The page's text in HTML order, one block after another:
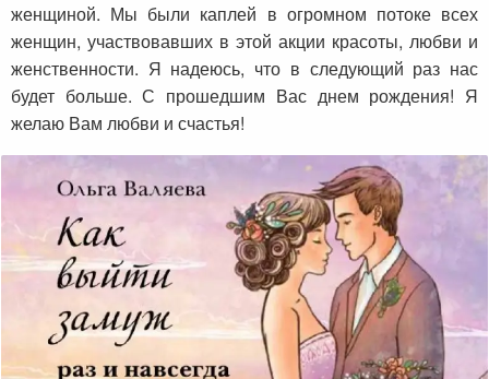
женщиной. Мы были каплей в огромном потоке всех
женщин, участвовавших в этой акции красоты, любви и
женственности. Я надеюсь, что в следующий раз нас
будет больше. С прошедшим Вас днем рождения! Я
желаю Вам любви и счастья!